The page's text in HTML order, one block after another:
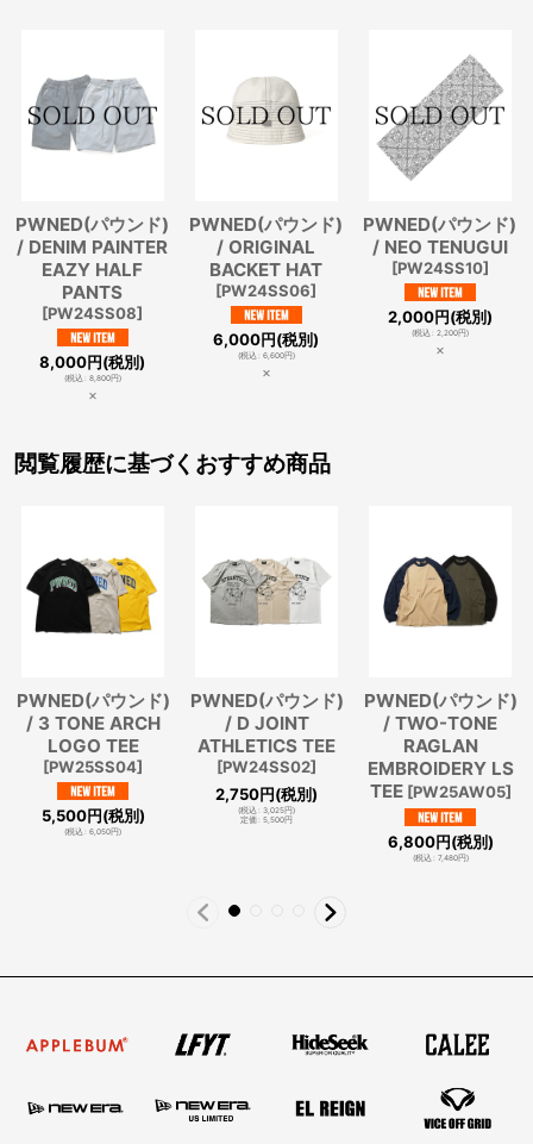
PWNED(パウンド)
/ DENIM PAINTER
EAZY HALF
PANTS
[PW24SS08]
8,000円(税別)
(税込: 8,800円)
×
PWNED(パウンド)
/ ORIGINAL
BACKET HAT
[PW24SS06]
6,000円(税別)
(税込: 6,600円)
×
PWNED(パウンド)
/ NEO TENUGUI
[PW24SS10]
2,000円(税別)
(税込: 2,200円)
×
閲覧履歴に基づくおすすめ商品
PWNED(パウンド)
/ 3 TONE ARCH
LOGO TEE
[PW25SS04]
5,500円(税別)
(税込: 6,050円)
PWNED(パウンド)
/ D JOINT
ATHLETICS TEE
[PW24SS02]
2,750円(税別)
(税込: 3,025円)
定価 : 5,500円
PWNED(パウンド)
/ TWO-TONE
RAGLAN
EMBROIDERY LS
TEE [PW25AW05]
6,800円(税別)
(税込 7,480円)